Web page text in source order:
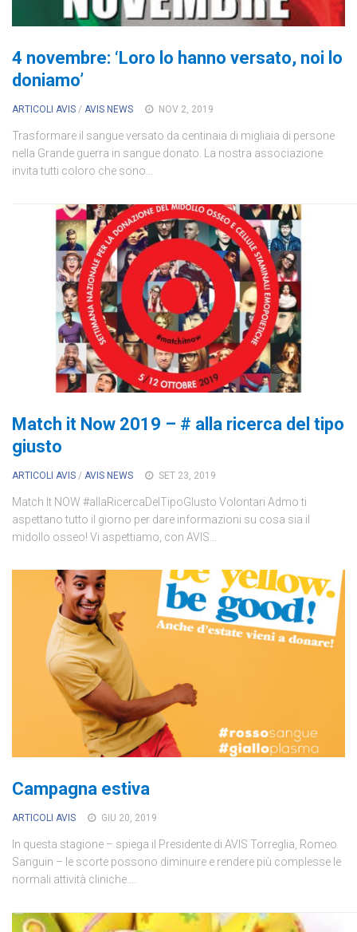
4 novembre: ‘Loro lo hanno versato, noi lo
doniamo’
ARTICOLI AVIS / AVIS NEWS NOV 2, 2019
Trasformare il sangue versato da centinaia di migliaia di persone
nella Grande guerra in sangue donato. La nostra associazione
invita tutti coloro che sono...
Match it Now 2019 – # alla ricerca del tipo
giusto
ARTICOLI AVIS / AVIS NEWS SET 23, 2019
Match It NOW #allaRicercaDelTipoGIusto Volontari Admo ti
aspettano tutto il giorno per dare informazioni su cosa sia il
midollo osseo! Vi aspettiamo, con AVIS...
Campagna estiva
ARTICOLI AVIS GIU 20, 2019
In questa stagione – spiega il Presidente di AVIS Torreglia, Romeo
Sanguin – le scorte possono diminuire e rendere più complesse le
normali attività cliniche....